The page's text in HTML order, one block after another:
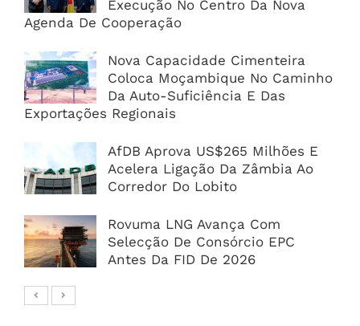
Execução No Centro Da Nova
Agenda De Cooperação
Nova Capacidade Cimenteira
Coloca Moçambique No Caminho
Da Auto-Suficiência E Das
Exportações Regionais
AfDB Aprova US$265 Milhões E
Acelera Ligação Da Zâmbia Ao
Corredor Do Lobito
Rovuma LNG Avança Com
Selecção De Consórcio EPC
Antes Da FID De 2026